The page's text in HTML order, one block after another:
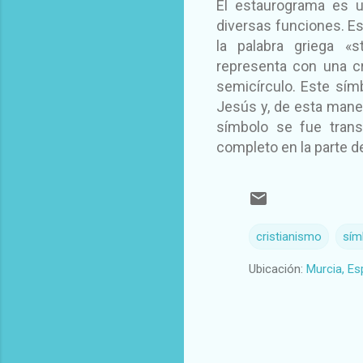
El estaurograma es
diversas funciones.
la palabra griega
representa con una
semicírculo. Este
Jesús y, de esta
símbolo se fue
completo en la parte
cristianismo
Ubicación: Murcia,